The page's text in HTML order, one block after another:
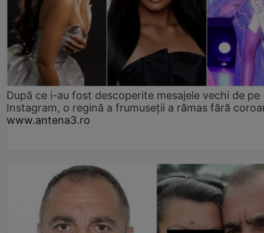
După ce i-au fost descoperite mesajele vechi de pe
Instagram, o regină a frumuseții a rămas fără
www.antena3.ro